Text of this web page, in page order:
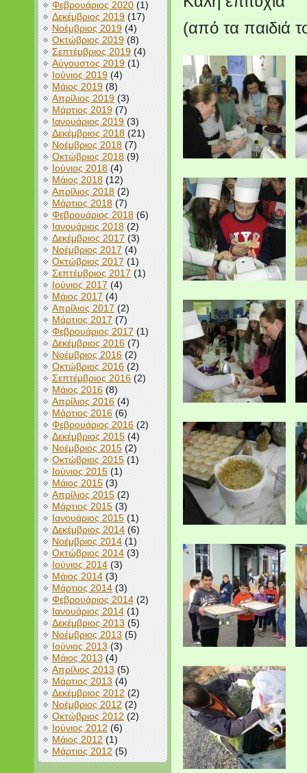
Φεβρουάριος 2020(1)
Δεκέμβριος 2019(17)
Νοέμβριος 2019(4)
Οκτώβριος 2019(8)
Σεπτέμβριος 2019(4)
Αύγουστος 2019(1)
Ιούνιος 2019(4)
Μάιος 2019(8)
Απρίλιος 2019(3)
Μάρτιος 2019(7)
Ιανουάριος 2019(3)
Δεκέμβριος 2018(21)
Νοέμβριος 2018(7)
Οκτώβριος 2018(9)
Ιούνιος 2018(4)
Μάιος 2018(12)
Απρίλιος 2018(2)
Μάρτιος 2018(7)
Φεβρουάριος 2018(6)
Ιανουάριος 2018(2)
Δεκέμβριος 2017 (3)
Νοέμβριος 2017(4)
Οκτώβριος 2017(1)
Σεπτέμβριος 2017 (1)
Ιούνιος 2017 (4)
Μάιος 2017 (4)
Απρίλιος 2017 (2)
Μάρτιος 2017 (7)
Φεβρουάριος 2017(1)
Δεκέμβριος 2016(7)
Νοέμβριος 2016(2)
Οκτώβριος 2016(2)
Σεπτέμβριος 2016(2)
Μάιος 2016(8)
Απρίλιος 2016(4)
Μάρτιος 2016(6)
Φεβρουάριος 2016(2)
Δεκέμβριος 2015(4)
Νοέμβριος 2015(2)
Οκτώβριος 2015(1)
Ιούνιος 2015(1)
Μάιος 2015(3)
Απρίλιος 2015(2)
Μάρτιος 2015(3)
Ιανουάριος 2015(1)
Δεκέμβριος 2014(6)
Νοέμβριος 2014(1)
Οκτώβριος 2014(3)
Ιούνιος 2014(3)
Μάιος 2014(3)
Μάρτιος 2014(3)
Φεβρουάριος 2014(2)
Ιανουάριος 2014(1)
Δεκέμβριος 2013 (5)
Νοέμβριος 2013(5)
Ιούνιος 2013(3)
Μάιος 2013(4)
Απρίλιος 2013 (5)
Μάρτιος 2013 (4)
Δεκέμβριος 2012 (2)
Νοέμβριος 2012 (2)
Οκτώβριος 2012 (2)
Ιούνιος 2012 (6)
Μάιος 2012 (1)
Μάρτιος 2012 (5)
(από τα παιδιά